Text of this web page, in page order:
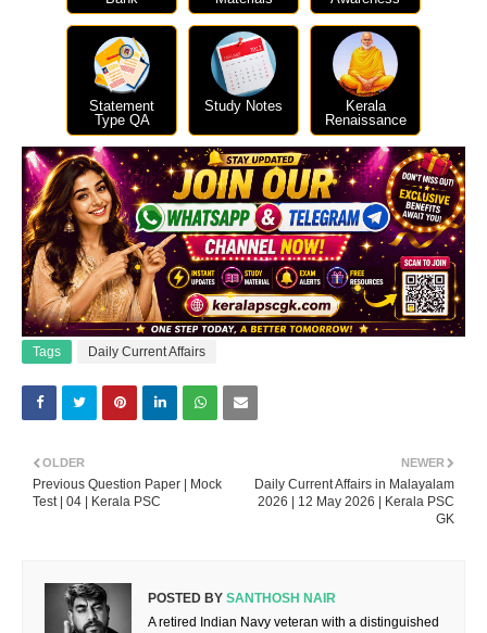
Statement
Type QA
Study Notes
Kerala
Renaissance
Tags Daily Current Affairs
NEWER
Daily Current Affairs in Malayalam
2026 | 12 May 2026 | Kerala PSC
GK
OLDER
Previous Question Paper | Mock
Test | 04 | Kerala PSC
POSTED BY SANTHOSH NAIR
A retired Indian Navy veteran with a distinguished